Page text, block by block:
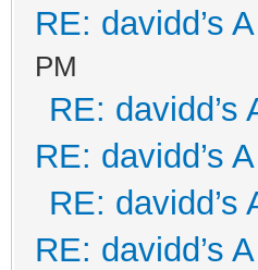
RE: davidd’s
PM
RE: davidd’s
RE: davidd’s
RE: davidd’s
RE: davidd’s